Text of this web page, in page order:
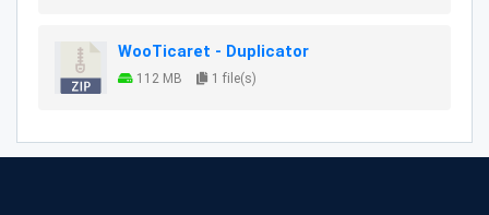
WooTicaret - Duplicator
112 MB 1 file(s)